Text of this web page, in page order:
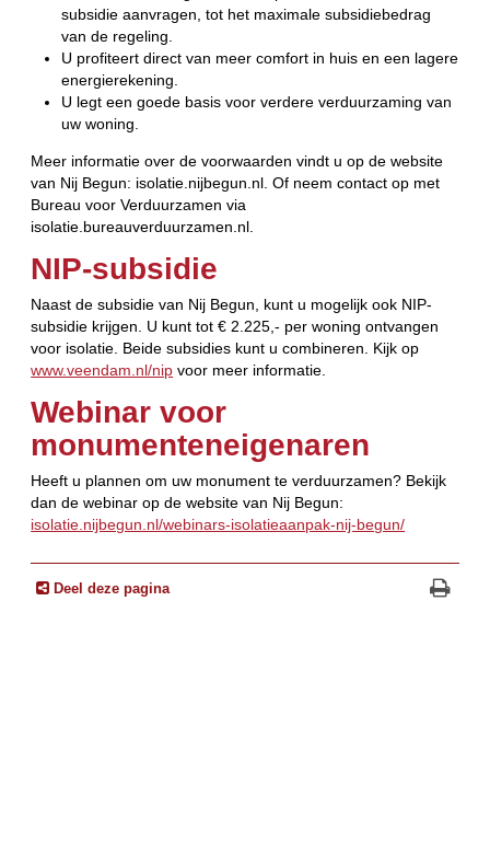
subsidie aanvragen, tot het maximale subsidiebedrag
van de regeling.
U profiteert direct van meer comfort in huis en een lagere
energierekening.
U legt een goede basis voor verdere verduurzaming van
uw woning.
Meer informatie over de voorwaarden vindt u op de website
van Nij Begun: isolatie.nijbegun.nl. Of neem contact op met
Bureau voor Verduurzamen via
isolatie.bureauverduurzamen.nl.
NIP-subsidie
Naast de subsidie van Nij Begun, kunt u mogelijk ook NIP-
subsidie krijgen. U kunt tot € 2.225,- per woning ontvangen
voor isolatie. Beide subsidies kunt u combineren. Kijk op
www.veendam.nl/nip voor meer informatie.
Webinar voor
monumenteneigenaren
Heeft u plannen om uw monument te verduurzamen? Bekijk
dan de webinar op de website van Nij Begun:
isolatie.nijbegun.nl/webinars-isolatieaanpak-nij-begun/
Deel deze pagina